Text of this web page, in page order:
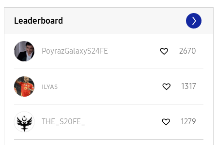
Leaderboard
PoyrazGalaxyS24FE 2670
ɪʟʏᴀs 1317
THE_S20FE_ 1279